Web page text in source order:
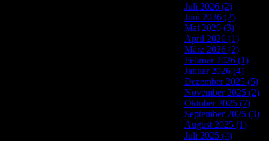
Juli 2026 (2)
Juni 2026 (2)
Mai 2026 (3)
April 2026 (1)
März 2026 (2)
Februar 2026 (1)
Januar 2026 (4)
Dezember 2025 (5)
November 2025 (2)
Oktober 2025 (7)
September 2025 (3)
August 2025 (1)
Juli 2025 (4)